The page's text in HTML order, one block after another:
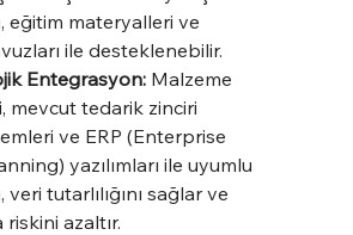
eğitim materyalleri ve
ile desteklenebilir.
Entegrasyon: Malzeme
mevcut tedarik zinciri
ve ERP (Enterprise
yazılımları ile uyumlu
veri tutarlılığını sağlar ve
azaltır.